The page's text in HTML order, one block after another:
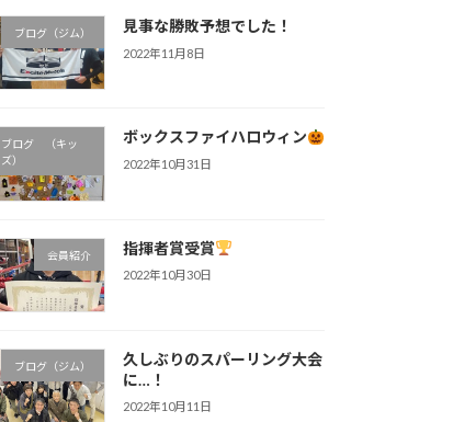
ブログ（ジム） 見事な勝敗予想でした！
2022年11月8日
ブログ （キッ
ズ）
ボックスファイハロウィン
2022年10月31日
会員紹介 指揮者賞受賞
2022年10月30日
ブログ（ジム）
久しぶりのスパーリング大会
に…！
2022年10月11日